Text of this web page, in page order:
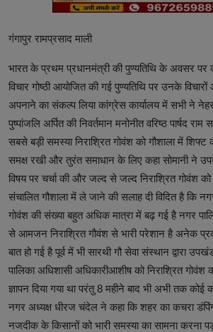
गंगापुर रामप्रसाद माली
भारत के प्रथम प्रधानमंत्री की पुण्यतिथि के अवसर पर
विचार गोष्ठी आयोजित की गई पुण्यतिथि पर उनके
अपनाने का संकल्प लिया कांग्रेस कार्यालय में सभी ने
पुष्पांजलि अर्पित की निवर्तमान मनोनीत वरिष्ठ पार्षद
सबसे बड़ी समस्या निराश्रित गोवंश को गौशाला में
समक्ष रखी और तुरंत समाधान के लिए कहा सोमानी ने
विषय पर चर्चा की और जल्द से जल्द निराश्रित गोवंश को
संचालित गौशाला में ले जाने की सलाह दी विदित है कि
गोवंश की संख्या बहुत अधिक मात्रा में बढ़ गई है नगर
से आमजन निराश्रित गौवंश से भारी परेशान है अनेक
बात हो गई है पूर्व में भी सारथी गौ सेवा संस्थान द्वारा
पालिका अधिशासी अधिकारीआशीष को निराश्रित
ज्ञापन दिया गया था परंतु 8 महीने बाद भी अभी तक कोई
नगर अध्यक्ष धीरज चंदेल ने कहा कि शहर का कचरा
नजदीक के किसानों को भारी समस्या का सामना करना